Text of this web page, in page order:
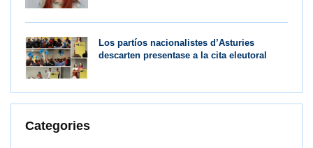
Los partíos nacionalistes d’Asturies
descarten presentase a la cita eleutoral
Categories